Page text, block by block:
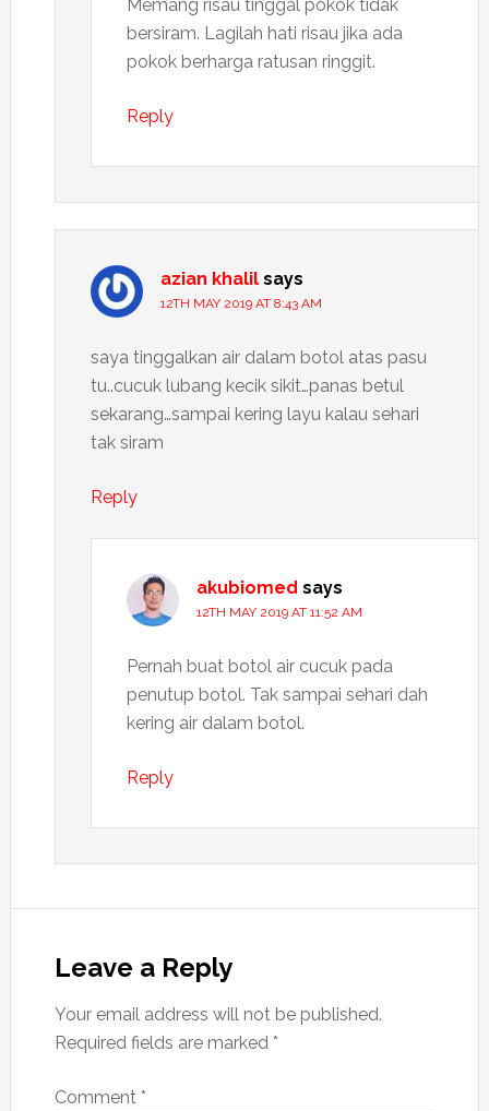
Memang risau tinggal pokok tidak
bersiram. Lagilah hati risau jika ada
pokok berharga ratusan ringgit.
Reply
azian khalil says
12TH MAY 2019 AT 8:43 AM
saya tinggalkan air dalam botol atas pasu
tu..cucuk lubang kecik sikit…panas betul
sekarang…sampai kering layu kalau sehari
tak siram
Reply
akubiomed says
12TH MAY 2019 AT 11:52 AM
Pernah buat botol air cucuk pada
penutup botol. Tak sampai sehari dah
kering air dalam botol.
Reply
Leave a Reply
Your email address will not be published.
Required fields are marked *
Comment *